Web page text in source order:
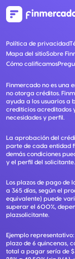
Política de privacidad
Mapa del sitioSobre
Cómo calificamos
Finmercado no es una
no otorga créditos.
ayuda a los usuarios a
crediticios acreditados
necesidades y perfil.
La aprobación del
parte de cada entidad
demás condiciones
y el perfil del solicitante.
Los plazos de pago de
a 365 días, según el
equivalente) puede
superar el 600%,
plazsolicitante.
Ejemplo
plazo de 6 quincenas,
total a pagar sería de